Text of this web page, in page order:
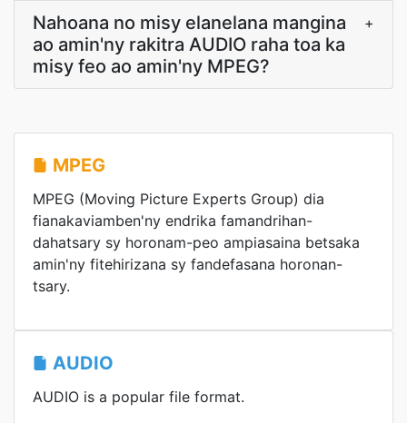
Nahoana no misy elanelana mangina
ao amin'ny rakitra AUDIO raha toa ka
misy feo ao amin'ny MPEG?
+
MPEG
MPEG (Moving Picture Experts Group) dia
fianakaviamben'ny endrika famandrihan-
dahatsary sy horonam-peo ampiasaina betsaka
amin'ny fitehirizana sy fandefasana horonan-
tsary.
AUDIO
AUDIO is a popular file format.